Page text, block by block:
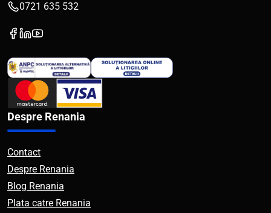
0721 635 532
Despre Renania
Contact
Despre Renania
Blog Renania
Plata catre Renania